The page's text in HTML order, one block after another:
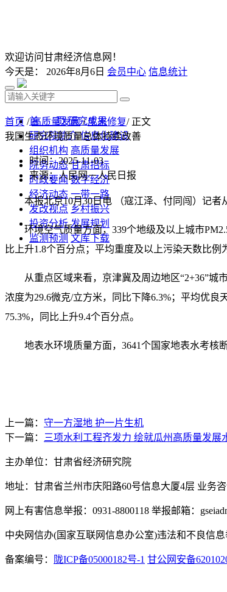
欢迎访问甘肃经济信息网！
今天是： 2026年8月6日 会员中心 信息统计
首 页 研究成果
研究院简介 信息化建设
组织机构 高质量发展
院务动态 甘肃招标
时政要闻 数字经济
经济动态 一带一路
发改视点 乡村振兴
投资分析 发展规划
监测预测 文库下载
首页 /高质量发展/生态修复/ 正文
我国生态环境质量总体持续改善
时间：2025-11-03
来源：人民网－人民日报
本报北京10月30日电 （寇江泽、付同闯）记
环境空气质量方面，339个地级及以上城市
比上升1.8个百分点；平均重度及以上污染天数比例
从重点区域来看，京津冀及周边地区“2+36”城
浓度为29.6微克/立方米，同比下降6.3%；平均优良
75.3%，同比上升9.4个百分点。
地表水环境质量方面，3641个国家地表水考
上一篇： 守一方湿地 护一片生机
下一篇：
三项水利工程齐发力 绘就瓜州高质量发展
主办单位：甘肃省经济研究院
地址：甘肃省兰州市庆阳路60号信息大厦4层 业务咨
网上有害信息举报：0931-8800118 举报邮箱：
中央网信办(国家互联网信息办公室)违法和不良信息
备案编号： 陇ICP备05000182号-1 甘公网安备